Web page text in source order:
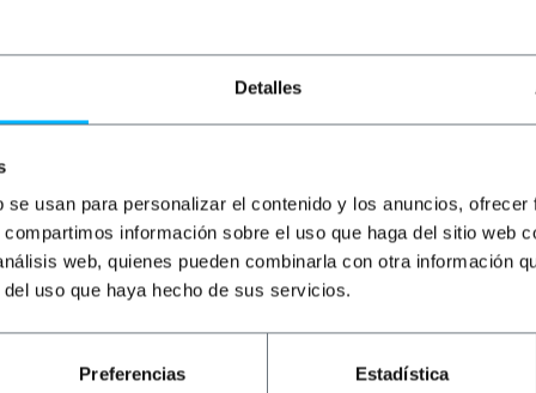
Detalles
usan para personalizar el contenido y los anuncios,
información sobre el uso que haga del sitio web
web, quienes pueden combinarla con otra información
uso que haya hecho de sus servicios.
Preferencias Estadística
6,89€ 5,38€
0,12€
0,08
0,09€